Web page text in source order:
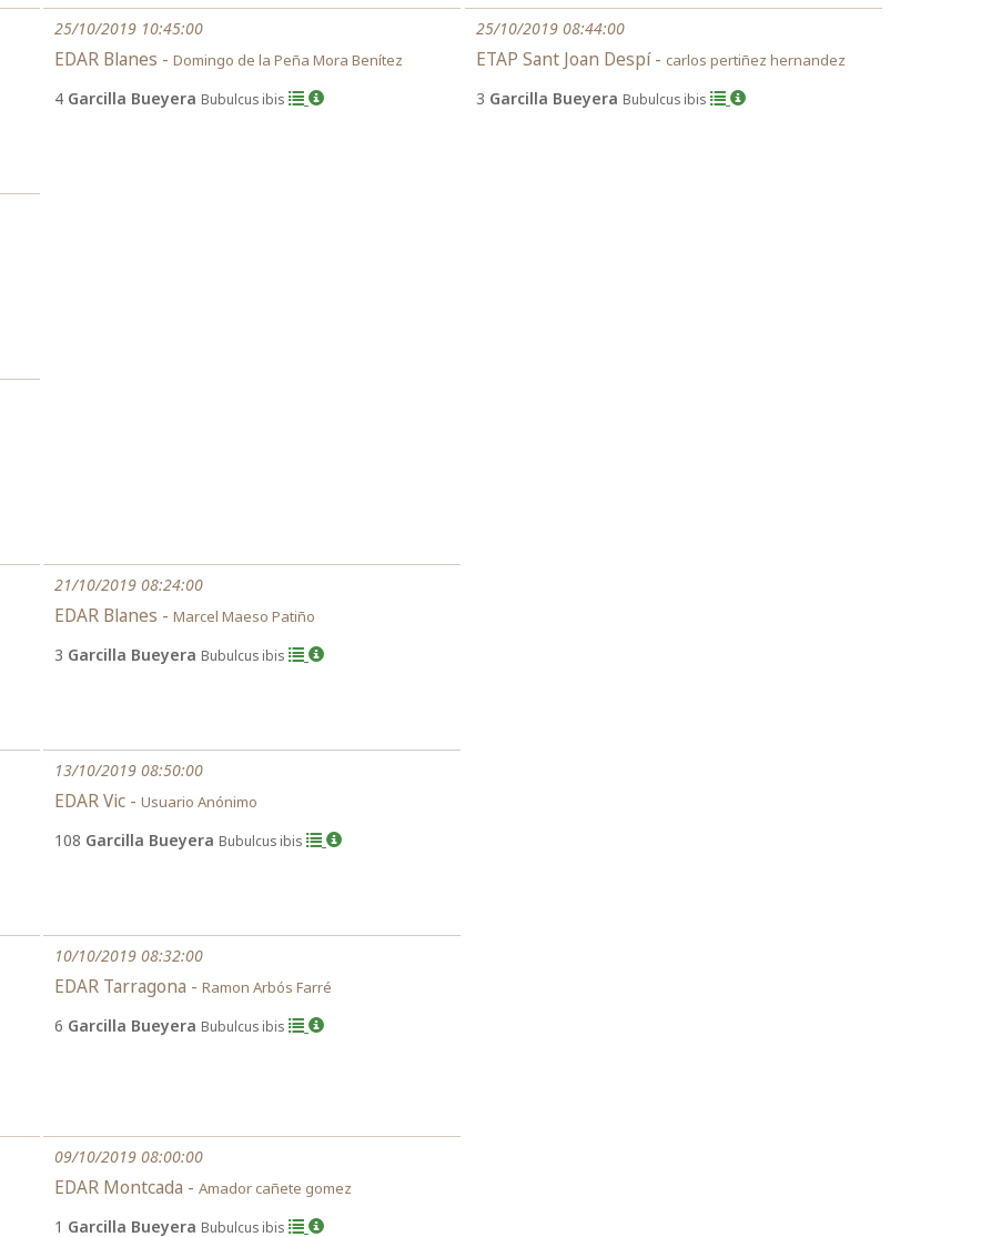
25/10/2019 10:45:00
EDAR Blanes - Domingo de la Peña Mora Benítez
4 Garcilla Bueyera Bubulcus ibis
25/10/2019 08:44:00
ETAP Sant Joan Despí - carlos pertiñez hernandez
3 Garcilla Bueyera Bubulcus ibis
21/10/2019 08:24:00
EDAR Blanes - Marcel Maeso Patiño
3 Garcilla Bueyera Bubulcus ibis
13/10/2019 08:50:00
EDAR Vic - Usuario Anónimo
108 Garcilla Bueyera Bubulcus ibis
10/10/2019 08:32:00
EDAR Tarragona - Ramon Arbós Farré
6 Garcilla Bueyera Bubulcus ibis
09/10/2019 08:00:00
EDAR Montcada - Amador cañete gomez
1 Garcilla Bueyera Bubulcus ibis